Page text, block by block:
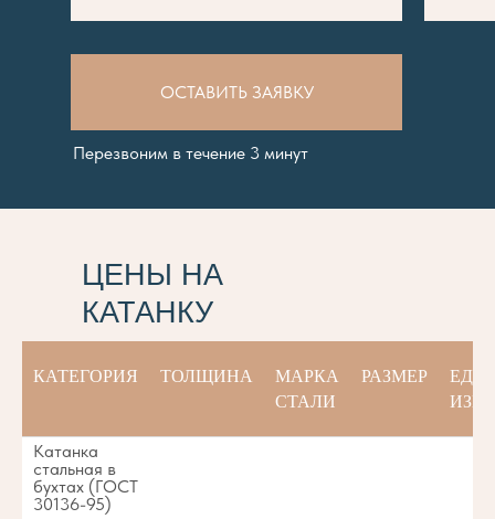
Перезвоним в течение 3 минут
ОСТАВИТЬ ЗАЯВКУ
ЦЕНЫ НА
КАТАНКУ
КАТЕГОРИЯ ТОЛЩИНА
МАРКА
СТАЛИ
РАЗМЕР
ЕД.
ИЗМ.
Катанка
стальная в
бухтах (ГОСТ
30136-95)